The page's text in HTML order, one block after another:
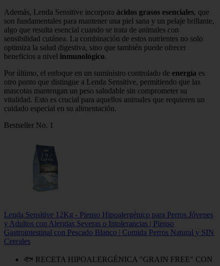
Además, Lenda Sensitive incorpora ácidos grasos esenciales, que
son fundamentales para mantener una piel sana y un pelaje brillante,
algo que resulta esencial cuando se trata de animales con
sensibilidad cutánea. La combinación de estos nutrientes no solo
optimiza la salud digestiva, sino que también puede ofrecer
beneficios a nivel inmunológico.
Por último, el enfoque en un suministro controlado de energía es
otro punto que distingue a Lenda Sensitive, permitiendo que las
mascotas mantengan un peso saludable sin comprometer su
vitalidad. Esto es crucial para aquellos animales que requieren un
cuidado especial en su alimentación.
Bestseller No. 1
Lenda Sensitive 12Kg - Pienso Hipoalergénico para Perros Jóvenes
y Adultos con Alergias Severas o Intolerancias | Pienso
Gastrointestinal con Pescado Blanco | Comida Perros Natural y SIN
Cereales
🐟 RECETA HIPOALERGÉNICA "GRAIN FREE" CON